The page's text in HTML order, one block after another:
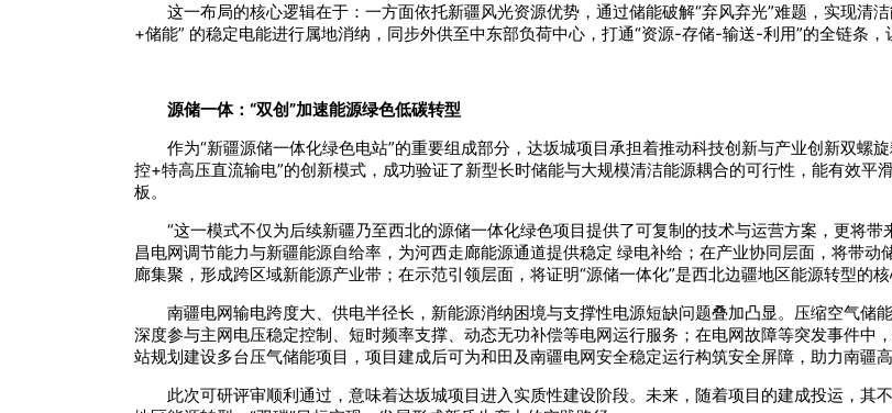
这一布局的核心逻辑在于：一方面依托新疆风光资源优势，通过储能破解“弃风弃光”难题，实现清
+储能” 的稳定电能进行属地消纳，同步外供至中东部负荷中心，打通“资源-存储-输送-利用”的全链条
源储一体：“双创”加速能源绿色低碳转型
作为“新疆源储一体化绿色电站”的重要组成部分，达坂城项目承担着推动科技创新与产业创新双螺
控+特高压直流输电”的创新模式，成功验证了新型长时储能与大规模清洁能源耦合的可行性，能有效
板。
“这一模式不仅为后续新疆乃至西北的源储一体化绿色项目提供了可复制的技术与运营方案，更将
昌电网调节能力与新疆能源自给率，为河西走廊能源通道提供稳定 绿电补给；在产业协同层面，将带
廊集聚，形成跨区域新能源产业带；在示范引领层面，将证明“源储一体化”是西北边疆地区能源转型的
南疆电网输电跨度大、供电半径长，新能源消纳困境与支撑性电源短缺问题叠加凸显。压缩空气储
深度参与主网电压稳定控制、短时频率支撑、动态无功补偿等电网运行服务；在电网故障等突发事件中
站规划建设多台压气储能项目，项目建成后可为和田及南疆电网安全稳定运行构筑安全屏障，助力南疆
此次可研评审顺利通过，意味着达坂城项目进入实质性建设阶段。未来，随着项目的建成投运，其